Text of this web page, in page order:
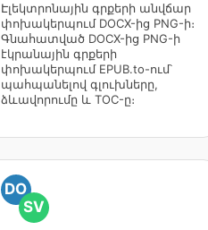
Էլեկտրոնային գրքերի անվճար
փոխակերպում DOCX-ից PNG-ի։
Գնահատված DOCX-ից PNG-ի
էկրանային գրքերի
փոխակերպում EPUB.to-ում՝
պահպանելով գլուխները,
ձևավորումը և TOC-ը։
DO
SV